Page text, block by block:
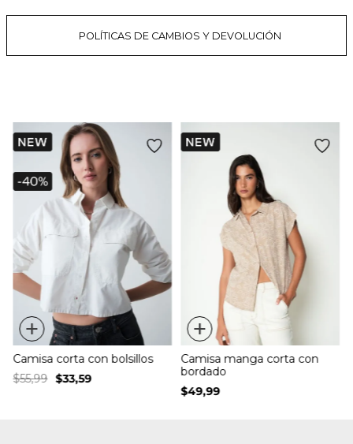
POLÍTICAS DE CAMBIOS Y DEVOLUCIÓN
+
Camisa corta con bolsillos
$55,99 $33,59
+
Camisa manga corta con
bordado
$49,99